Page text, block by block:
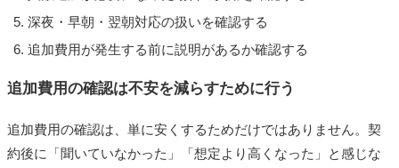
深夜・早朝・翌朝対応の扱いを確認する
追加費用が発生する前に説明があるか確認する
追加費用の確認は不安を減らすために行う
追加費用の確認は、単に安くするためだけではありません。契
約後に「聞いていなかった」「想定より高くなった」と感じな